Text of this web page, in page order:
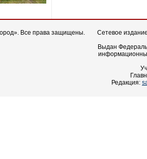
Все права защищены.
Сетевое
Выдан
Редакция: